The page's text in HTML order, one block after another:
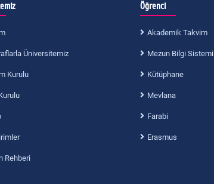
Üniversitemiz
Kurulu
Rehberi
Öğrenci
Akademik Takvim
Mezun Bilgi Sistemi
Kütüphane
Mevlana
Farabi
Erasmus